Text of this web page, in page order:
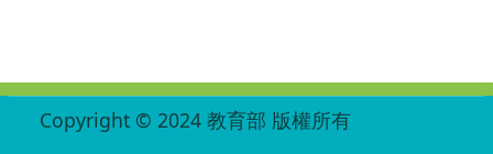
Copyright © 2024 教育部 版權所有